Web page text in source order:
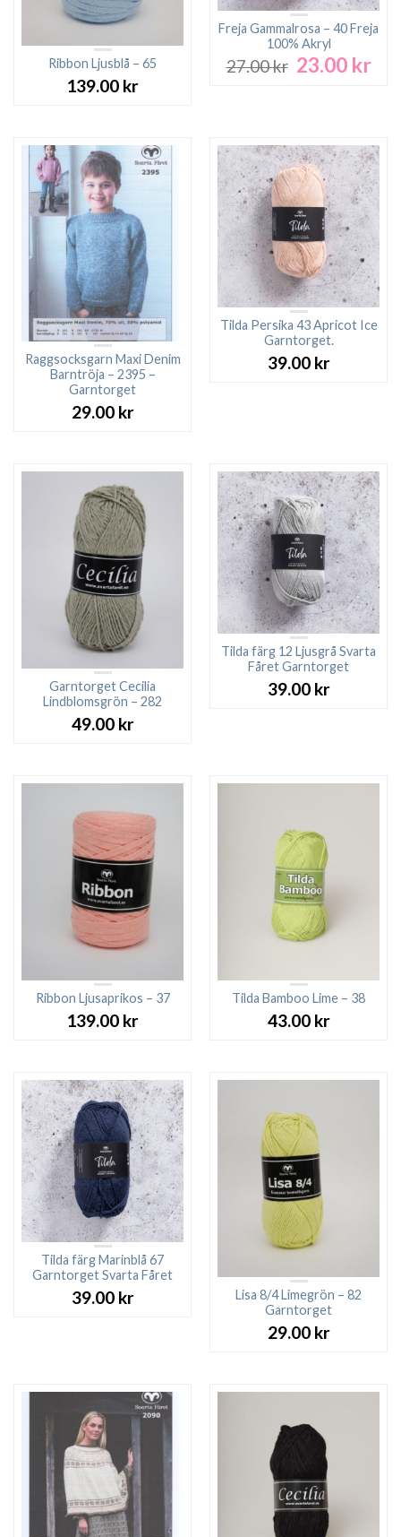
Ribbon Ljusblå – 65
139.00 kr
Freja Gammalrosa – 40 Freja
100% Akryl
27.00kr Det
23.00 krDet
Raggsocksgarn Maxi Denim
Barntröja – 2395 –
Garntorget
29.00 kr
Tilda Persika 43 Apricot Ice
Garntorget.
39.00 kr
Garntorget Cecilia
Lindblomsgrön – 282
49.00 kr
Tilda färg 12 Ljusgrå Svarta
Fåret Garntorget
39.00 kr
Ribbon Ljusaprikos – 37
139.00 kr
Tilda Bamboo Lime – 38
43.00 kr
Tilda färg Marinblå 67
Garntorget Svarta Fåret
39.00 kr
Lisa 8/4 Limegrön – 82
Garntorget
29.00 kr